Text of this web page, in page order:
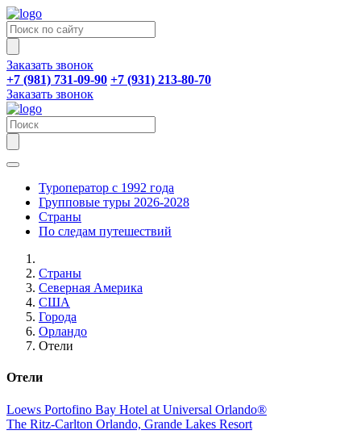
Заказать звонок
+7 (981) 731-09-90 +7 (931) 213-80-70
Заказать звонок
Туроператор с 1992 года
Групповые туры 2026-2028
Страны
По следам путешествий
Страны
Северная Америка
США
Города
Орландо
Отели
Отели
Loews Portofino Bay Hotel at Universal Orlando®
The Ritz-Carlton Orlando, Grande Lakes Resort